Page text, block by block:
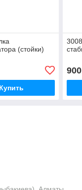
(стойки)
Купить
900